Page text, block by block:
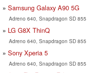
Samsung Galaxy A90 5G
Adreno 640, Snapdragon SD 855
LG G8X ThinQ
Adreno 640, Snapdragon SD 855
Sony Xperia 5
Adreno 640, Snapdragon SD 855